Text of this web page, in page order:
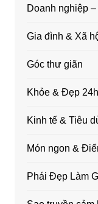
Doanh nghiệp
Gia đình & Xã
Góc thư giãn
Khỏe & Đẹp 24h
Kinh tế & Tiêu
Món ngon &
Phái Đẹp Làm